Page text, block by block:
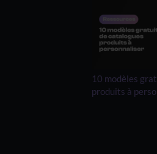
10 modèles
produits à